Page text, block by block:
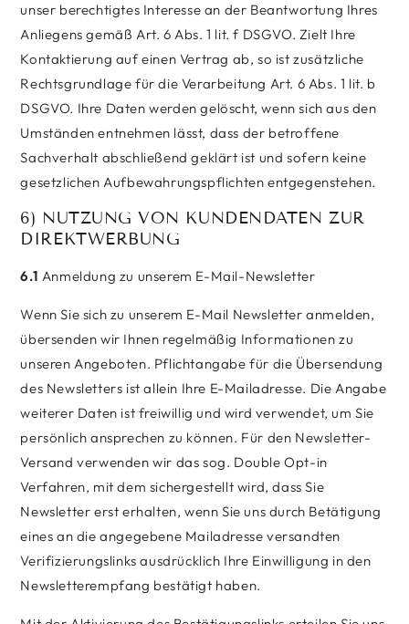
unser berechtigtes Interesse an der Beantwortung Ihres
Anliegens gemäß Art. 6 Abs. 1 lit. f DSGVO. Zielt Ihre
Kontaktierung auf einen Vertrag ab, so ist zusätzliche
Rechtsgrundlage für die Verarbeitung Art. 6 Abs. 1 lit. b
DSGVO. Ihre Daten werden gelöscht, wenn sich aus den
Umständen entnehmen lässt, dass der betroffene
Sachverhalt abschließend geklärt ist und sofern keine
gesetzlichen Aufbewahrungspflichten entgegenstehen.
6) NUTZUNG VON KUNDENDATEN ZUR
DIREKTWERBUNG
6.1 Anmeldung zu unserem E-Mail-Newsletter
Wenn Sie sich zu unserem E-Mail Newsletter anmelden,
übersenden wir Ihnen regelmäßig Informationen zu
unseren Angeboten. Pflichtangabe für die Übersendung
des Newsletters ist allein Ihre E-Mailadresse. Die Angabe
weiterer Daten ist freiwillig und wird verwendet, um Sie
persönlich ansprechen zu können. Für den Newsletter-
Versand verwenden wir das sog. Double Opt-in
Verfahren, mit dem sichergestellt wird, dass Sie
Newsletter erst erhalten, wenn Sie uns durch Betätigung
eines an die angegebene Mailadresse versandten
Verifizierungslinks ausdrücklich Ihre Einwilligung in den
Newsletterempfang bestätigt haben.